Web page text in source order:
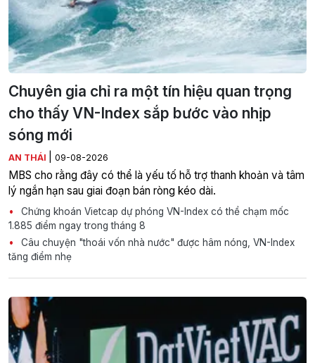
Chuyên gia chỉ ra một tín hiệu quan trọng
cho thấy VN-Index sắp bước vào nhịp
sóng mới
AN THÁI 09-08-2026
MBS cho rằng đây có thể là yếu tố hỗ trợ thanh khoản và tâm
lý ngắn hạn sau giai đoạn bán ròng kéo dài.
Chứng khoán Vietcap dự phóng VN-Index có thể chạm mốc
1.885 điểm ngay trong tháng 8
Câu chuyện "thoái vốn nhà nước" được hâm nóng, VN-Index
tăng điểm nhẹ